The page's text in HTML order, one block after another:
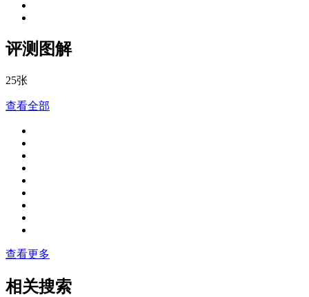
评测图解
25张
查看全部
查看更多
相关搜索